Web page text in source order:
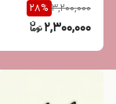
3,200,000
28%
2,300,000